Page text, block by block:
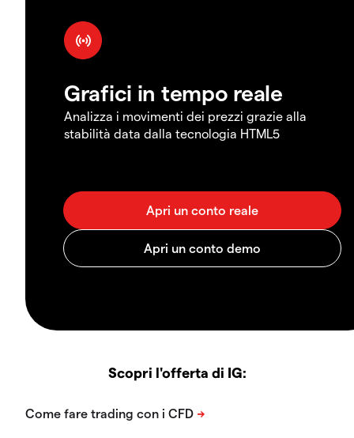
Grafici in tempo reale
Analizza i movimenti dei prezzi grazie alla
stabilità data dalla tecnologia HTML5
Scopri l'offerta di IG: